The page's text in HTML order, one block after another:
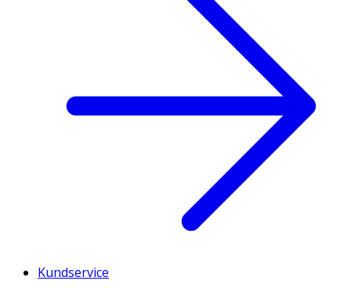
Kundservice